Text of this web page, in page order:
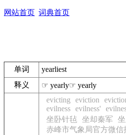
网站首页 词典首页
单词
yearliest
释义
☞ yearly☞ yearly
evicting eviction
evilness evilness'
坐卧针毡
坐却秦军
赤峰市气象局官方微